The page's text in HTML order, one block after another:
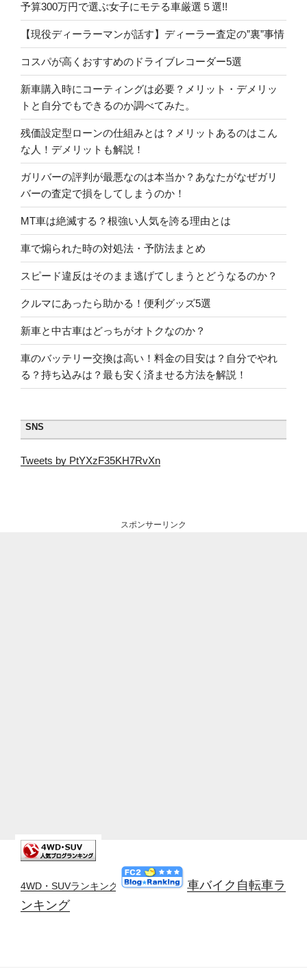
予算300万円で選ぶ女子にモテる車厳選５選!!
【現役ディーラーマンが話す】ディーラー査定の”裏”事情
コスパが高くおすすめのドライブレコーダー5選
新車購入時にコーティングは必要？メリット・デメリッ
トと自分でもできるのか調べてみた。
残価設定型ローンの仕組みとは？メリットあるのはこん
な人！デメリットも解説！
ガリバーの評判が最悪なのは本当か？あなたがなぜガリ
バーの査定で損をしてしまうのか！
MT車は絶滅する？根強い人気を誇る理由とは
車で煽られた時の対処法・予防法まとめ
スピード違反はそのまま逃げてしまうとどうなるのか？
クルマにあったら助かる！便利グッズ5選
新車と中古車はどっちがオトクなのか？
車のバッテリー交換は高い！料金の目安は？自分でやれ
る？持ち込みは？最も安く済ませる方法を解説！
SNS
Tweets by PtYXzF35KH7RvXn
スポンサーリンク
4WD・SUVランキング
車バイク自転車ラ
ンキング